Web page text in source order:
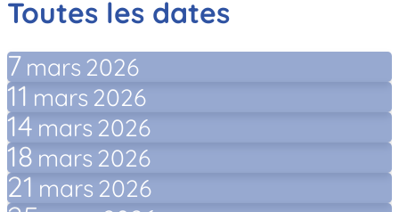
Toutes les dates
7 mars 2026
11 mars2026
14 mars2026
18 mars2026
21 mars2026